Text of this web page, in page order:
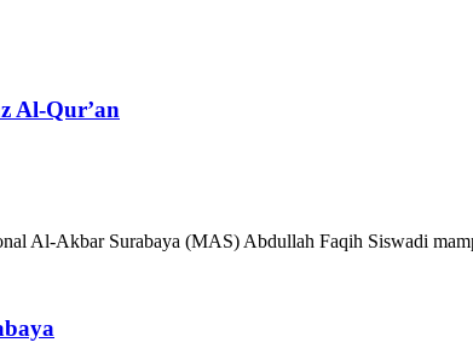
Al-Qur’an
Al-Akbar Surabaya (MAS) Abdullah Faqih Siswadi